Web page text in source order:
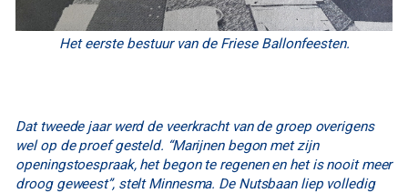
Het eerste bestuur van de Friese Ballonfeesten.
Dat tweede jaar werd de veerkracht van de groep overigens
wel op de proef gesteld. “Marijnen begon met zijn
openingstoespraak, het begon te regenen en het is nooit meer
droog geweest”, stelt Minnesma. De Nutsbaan liep volledig